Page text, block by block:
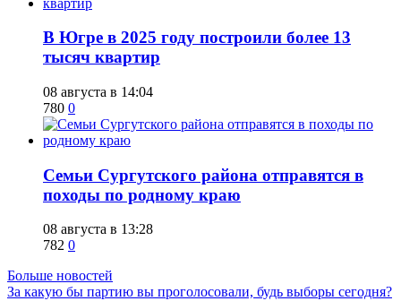
​В Югре в 2025 году построили более 13
тысяч квартир
08 августа в 14:04
780 0
​Семьи Сургутского района отправятся в
походы по родному краю
08 августа в 13:28
782 0
Больше новостей
За какую бы партию вы проголосовали, будь выборы сегодня?